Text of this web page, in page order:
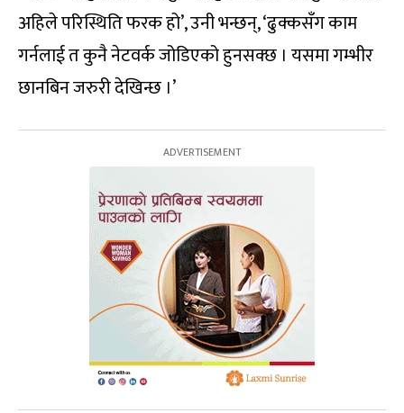
अहिले परिस्थिति फरक हो’, उनी भन्छन्, ‘ढुक्कसँग काम
गर्नलाई त कुनै नेटवर्क जोडिएको हुनसक्छ । यसमा गम्भीर
छानबिन जरुरी देखिन्छ ।’